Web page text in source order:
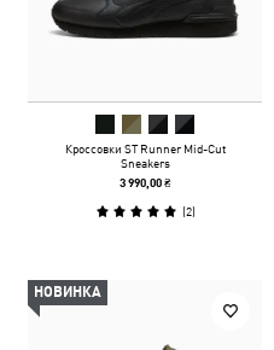
Кроссовки ST Runner Mid-Cut
Sneakers
3 990,00 ₴
(2)
НОВИНКА